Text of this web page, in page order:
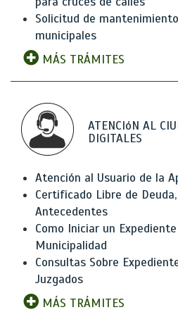
Solicitud de
municipales
MÁS TRÁMITES
ATENCIóN AL
DIGITALES
Atención al Usuario de la
Certificado Libre de
Antecedentes
Como Iniciar un
Municipalidad
Consultas Sobre
Juzgados
MÁS TRÁMITES